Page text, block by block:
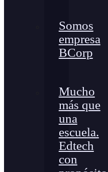
Somos
empresa
BCorp
Mucho
más que
una
escuela.
Edtech
con